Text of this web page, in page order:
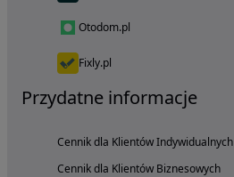
Otodom.pl
Fixly.pl
Przydatne informacje
Cennik dla Klientów Indywidualnych
Cennik dla Klientów Biznesowych